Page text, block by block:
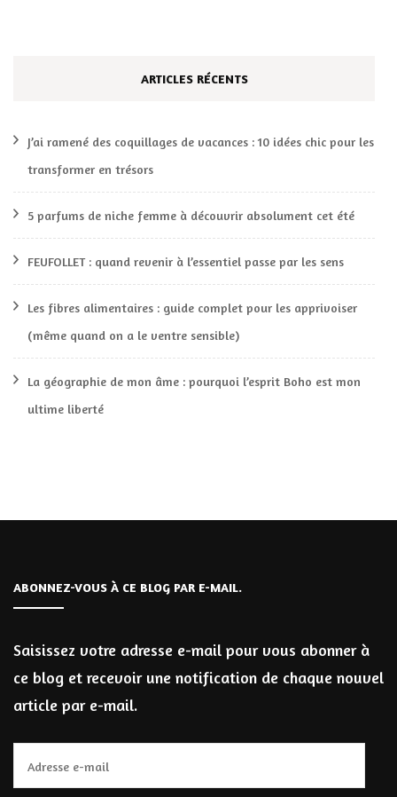
ARTICLES RÉCENTS
J’ai ramené des coquillages de vacances : 10 idées chic pour les
transformer en trésors
5 parfums de niche femme à découvrir absolument cet été
FEUFOLLET : quand revenir à l’essentiel passe par les sens
Les fibres alimentaires : guide complet pour les apprivoiser
(même quand on a le ventre sensible)
La géographie de mon âme : pourquoi l’esprit Boho est mon
ultime liberté
ABONNEZ-VOUS À CE BLOG PAR E-MAIL.
Saisissez votre adresse e-mail pour vous abonner à
ce blog et recevoir une notification de chaque nouvel
article par e-mail.
e-